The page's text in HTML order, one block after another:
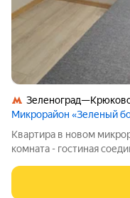
Микрорайон «Зеленый
Квартира в новом
комната - гостиная
и гардеробная,
мебель и техника,